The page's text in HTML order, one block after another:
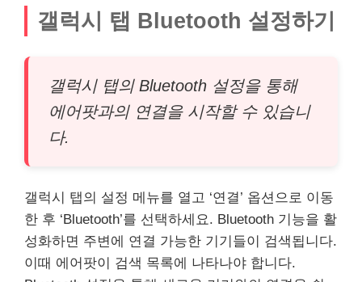
갤럭시 탭 Bluetooth 설정하기
갤럭시 탭의 Bluetooth 설정을 통해
에어팟과의 연결을 시작할 수 있습니
다.
갤럭시 탭의 설정 메뉴를 열고 ‘연결’ 옵션으로 이동
한 후 ‘Bluetooth’를 선택하세요. Bluetooth 기능을 활
성화하면 주변에 연결 가능한 기기들이 검색됩니다.
이때 에어팟이 검색 목록에 나타나야 합니다.